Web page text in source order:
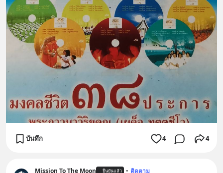
บันทึก 4 4
Mission To The Moon ยืนยันแล้ว • ติดตาม